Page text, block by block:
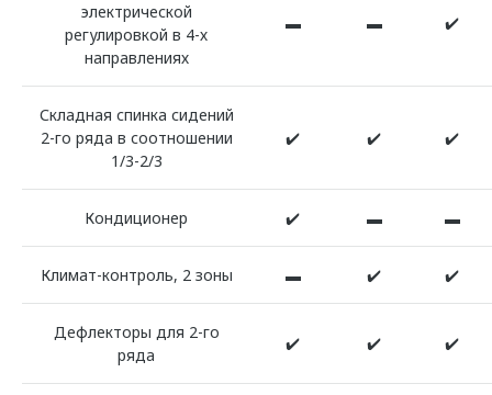
электрической
регулировкой в 4-х
направлениях
▬ ▬ ✔️
Складная спинка сидений
2-го ряда в соотношении
1/3-2/3
✔️ ✔️ ✔️
Кондиционер ✔️ ▬ ▬
Климат-контроль, 2 зоны ▬ ✔️ ✔️
Дефлекторы для 2-го
ряда
✔️ ✔️ ✔️